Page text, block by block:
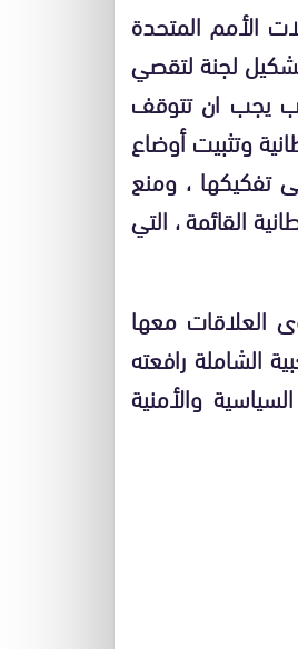
الأمم المتحدة
لجنة لتقصي
يجب ان تتوقف
وتثبيت أوضاع
، التي دعت خطة خارطة الطريق الدولية عام 2003 ، الى تفكيكها ، ومنع
القائمة ، التي
العلاقات معها
الشاملة رافعته
والأمنية